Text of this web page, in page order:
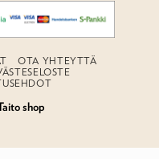
OTA YHTEYTTÄ
shop